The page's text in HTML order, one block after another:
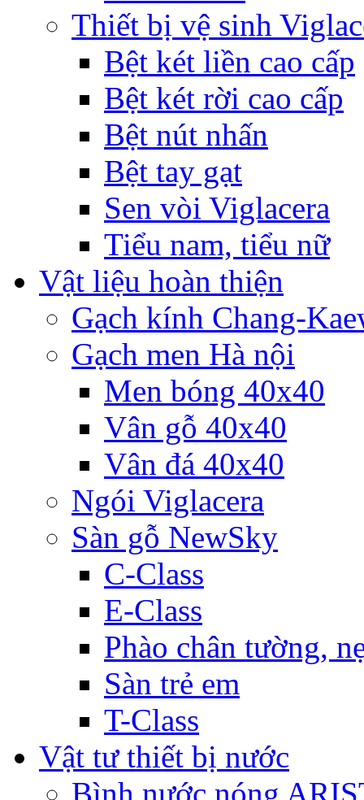
Thiết bị vệ sinh
Bệt két liền cao cấp
Bệt két rời cao cấp
Bệt nút nhấn
Bệt tay gạt
Sen vòi Viglacera
Tiểu nam, tiểu nữ
Vật liệu hoàn thiện
Gạch kính Chang-
Gạch men Hà nội
Men bóng 40x40
Vân gỗ 40x40
Vân đá 40x40
Ngói Viglacera
Sàn gỗ NewSky
C-Class
E-Class
Phào chân tường,
Sàn trẻ em
T-Class
Vật tư thiết bị nước